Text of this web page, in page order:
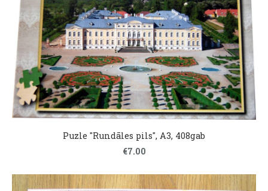
Puzle "Rundāles pils", A3, 408gab
€7.00